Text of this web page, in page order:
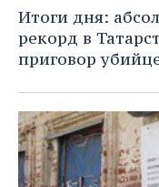
НЕФТЕХИМИЯ
НЕФТЬ
ОПК
ЭНЕРГЕТИКА
РОЗНИЧНАЯ
УСЛУГИ
НОВОСТИ
МЕДИА
МЕРОПРИЯТИЯ
ВЫЕЗДНАЯ
БИЗНЕС-БРАНЧИ
НОВОСТИ СПОРТА
ФУТБОЛ
ОБЩЕСТВО
НОВОСТИ
ФОТОГАЛЕРЕЯ
Итоги дня:
рекорд в
приговор